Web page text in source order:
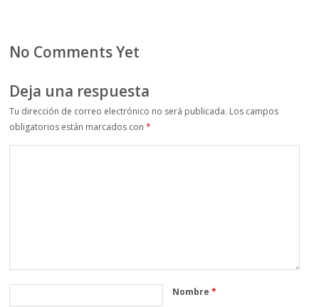
No Comments Yet
Deja una respuesta
Tu dirección de correo electrónico no será publicada. Los campos
obligatorios están marcados con*
Nombre*